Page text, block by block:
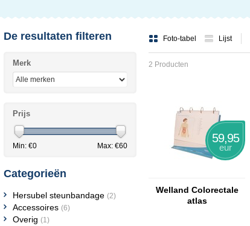
Foto-tabel Lijst
2 Producten
59,95
eur
Welland Colorectale
atlas
De resultaten filteren
Merk
Prijs
Min: €0 Max: €60
Categorieën
Hersubel steunbandage (2)
Accessoires (6)
Overig (1)